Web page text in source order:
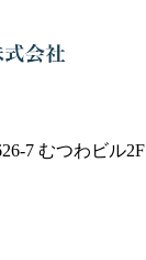
7 むつわビル2F